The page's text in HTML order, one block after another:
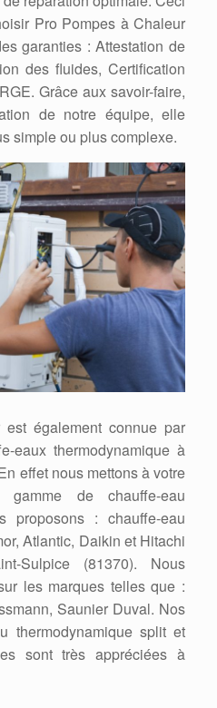
Pro Pompes à Chaleur
garanties : Attestation de
des fluides, Certification
Grâce aux savoir-faire,
de notre équipe, elle
simple ou plus complexe.
également connue par
eaux thermodynamique à
effet nous mettons à votre
de chauffe-eau
proposons : chauffe-eau
Atlantic, Daikin et Hitachi
Sulpice (81370). Nous
les marques telles que :
Saunier Duval. Nos
thermodynamique split et
sont très appréciées à